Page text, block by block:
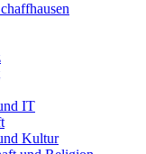
IT
Kultur